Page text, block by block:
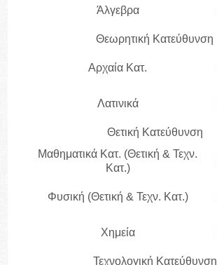
Άλγεβρα
Θεωρητική Κατεύθυνση
Αρχαία Κατ.
Λατινικά
Θετική Κατεύθυνση
Μαθηματικά Κατ. (Θετική & Τεχν.
Κατ.)
Φυσική (Θετική & Τεχν. Κατ.)
Χημεία
Τεχνολογική Κατεύθυνση